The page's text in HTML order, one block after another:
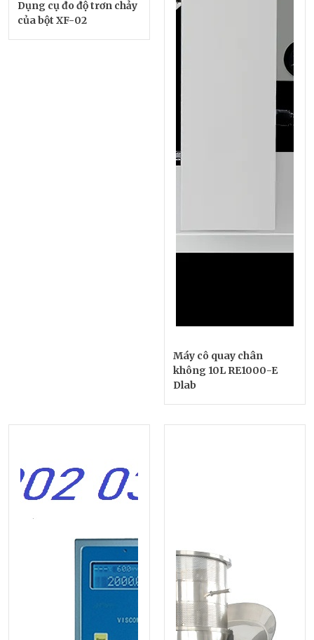
Dụng cụ đo độ trơn chảy
của bột XF-02
Máy cô quay chân
không 10L RE1000-E
Dlab